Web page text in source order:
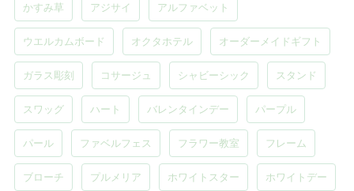
かすみ草 アジサイ アルファベット
ウエルカムボード オクタホテル オーダーメイドギフト
ガラス彫刻 コサージュ シャビーシック スタンド
スワッグ ハート バレンタインデー パープル
パール ファベルフェス フラワー教室 フレーム
ブローチ プルメリア ホワイトスター ホワイトデー